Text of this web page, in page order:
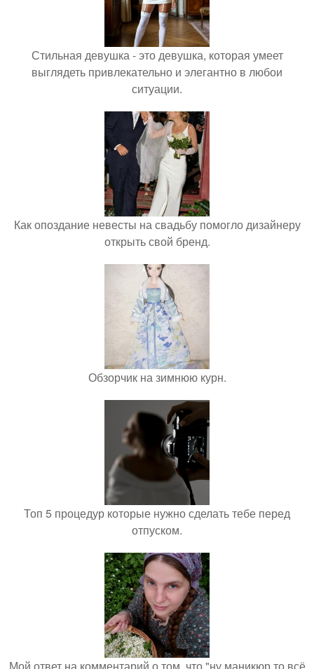
Стильная девушка - это девушка, которая умеет
выглядеть привлекательно и элегантно в любои
ситуации.
Как опоздание невесты на свадьбу помогло дизайнеру
открыть свой бренд.
Обзорчик на зимнюю курн.
Топ 5 процедур которые нужно сделать тебе перед
отпуском.
Мой ответ на комментарий о том, что "ну маникюр то всё